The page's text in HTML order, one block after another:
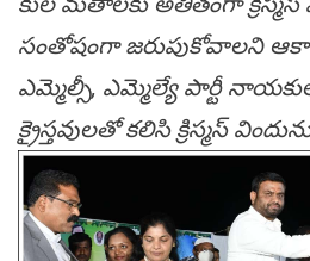
సంతోషంగా జరుపుకోవాలని
ఎమ్మెల్సీ, ఎమ్మెల్యే పార్టీ
క్రైస్తవులతో కలిసి క్రిస్మస్